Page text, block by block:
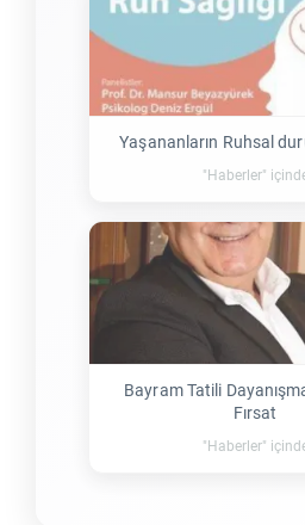
Yaşananların Ruhsal
"Haberler"
Bayram Tatili
Fırsat
"Haberler"